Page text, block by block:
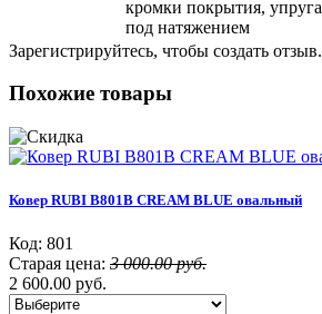
кромки покрытия,
под натяжением
Зарегистрируйтесь, чтобы создать отзыв.
Похожие товары
Ковер RUBI B801B CREAM BLUE овальный
Код: 801
Старая цена: 3 000.00 руб.
2 600.00 руб.